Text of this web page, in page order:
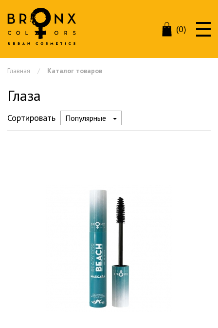
(0)
Главная Каталог товаров
Глаза
Сортировать Популярные